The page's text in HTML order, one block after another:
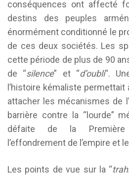
conséquences ont affecté
destins des peuples
énormément conditionné le
de ces deux sociétés. Les
cette période de plus de 90
de “silence” et “d’oubli“.
l’histoire kémaliste permettait
attacher les mécanismes de
barrière contre la “lourde”
défaite de la Première
l’effondrement de l’empire et
Les points de vue sur la “